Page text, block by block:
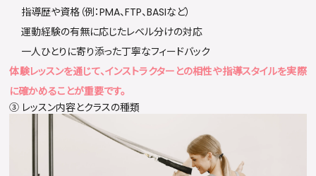
指導歴や資格（例：PMA、FTP、BASIなど）
運動経験の有無に応じたレベル分けの対応
一人ひとりに寄り添った丁寧なフィードバック
体験レッスンを通じて、インストラクターとの相性や指導スタイルを実際
に確かめることが重要です。
③ レッスン内容とクラスの種類